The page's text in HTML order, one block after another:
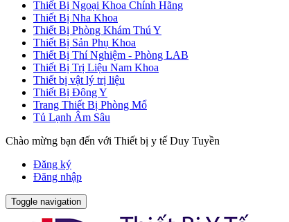
Thiết Bị Ngoại Khoa Chính Hãng
Thiết Bị Nha Khoa
Thiết Bị Phòng Khám Thú Y
Thiết Bị Sản Phụ Khoa
Thiết Bị Thí Nghiệm - Phòng LAB
Thiết Bị Trị Liệu Nam Khoa
Thiết bị vật lý trị liệu
Thiết Bị Đông Y
Trang Thiết Bị Phòng Mổ
Tủ Lạnh Âm Sâu
Chào mừng bạn đến với Thiết bị y tế Duy Tuyền
Đăng ký
Đăng nhập
Toggle navigation